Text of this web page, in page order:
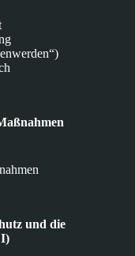
und die